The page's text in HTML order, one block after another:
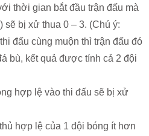
thời gian bắt đầu trận đấu mà
bị xử thua 0 – 3. (Chú ý:
đấu cùng muộn thì trận đấu đó
bù, kết quả được tính cả 2 đội
hợp lệ vào thi đấu sẽ bị xử
hợp lệ của 1 đội bóng ít hơn